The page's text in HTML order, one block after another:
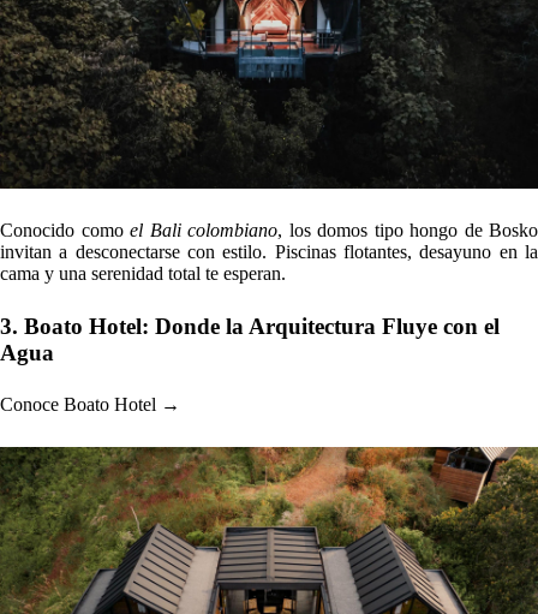
Conocido como el Bali colombiano, los domos tipo hongo de Bosko
invitan a desconectarse con estilo. Piscinas flotantes, desayuno en la
cama y una serenidad total te esperan.
3. Boato Hotel: Donde la Arquitectura Fluye con el
Agua
Conoce Boato Hotel →